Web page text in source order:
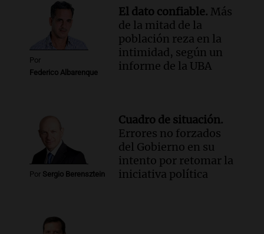
Panorama Federal
Episodios
Por
Federico Albarenque
El dato confiable. Más
de la mitad de la
población reza en la
intimidad, según un
informe de la UBA
Por Sergio Berensztein
Cuadro de situación.
Errores no forzados
del Gobierno en su
intento por retomar la
iniciativa política